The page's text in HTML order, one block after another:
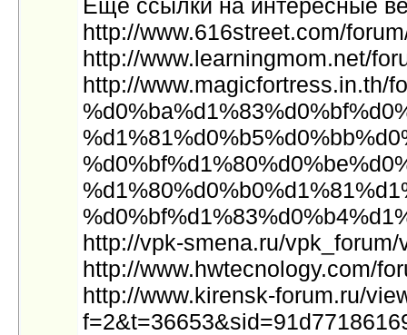
Еще ссылки на интересные
http://www.616street.com/
http://www.learningmom.net/
http://www.magicfortress.in.th/
http://vpk-smena.ru/
http://www.hwtecnology.com/
http://www.kirensk-forum.ru/